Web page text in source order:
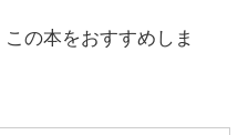
の本をおすすめしま